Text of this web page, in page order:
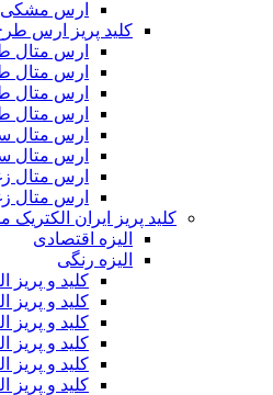
ارس مشکی
کلید پریز ارس
ارس متال
ارس متال
ارس متال
ارس متال
ارس متال
ارس متال
ارس متال
ارس متال
کلید پریز ایران الکتریک
الیزه اقتصادی
الیزه رنگی
کلید و پریز
کلید و پریز
کلید و پریز
کلید و پریز
کلید و
کلید و